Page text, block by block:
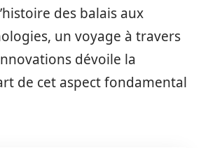
des balais aux
un voyage à travers
dévoile la
de cet aspect fondamental